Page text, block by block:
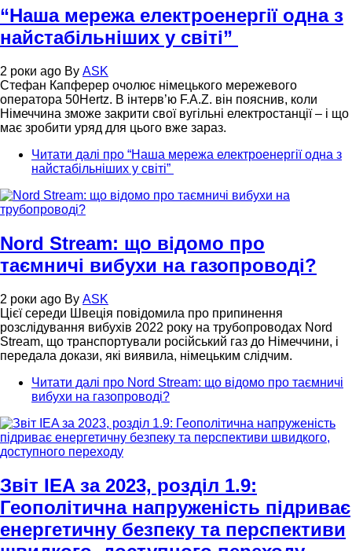
“Наша мережа електроенергії одна з
найстабільніших у світі”
2 роки ago By ASK
Стефан Капферер очолює німецького мережевого
оператора 50Hertz. В інтерв’ю F.A.Z. він пояснив, коли
Німеччина зможе закрити свої вугільні електростанції – і що
має зробити уряд для цього вже зараз.
Читати далі про “Наша мережа електроенергії одна з
найстабільніших у світі”
Nord Stream: що відомо про
таємничі вибухи на газопроводі?
2 роки ago By ASK
Цієї середи Швеція повідомила про припинення
розслідування вибухів 2022 року на трубопроводах Nord
Stream, що транспортували російський газ до Німеччини, і
передала докази, які виявила, німецьким слідчим.
Читати далі про Nord Stream: що відомо про таємничі
вибухи на газопроводі?
Звіт IEA за 2023, розділ 1.9:
Геополітична напруженість підриває
енергетичну безпеку та перспективи